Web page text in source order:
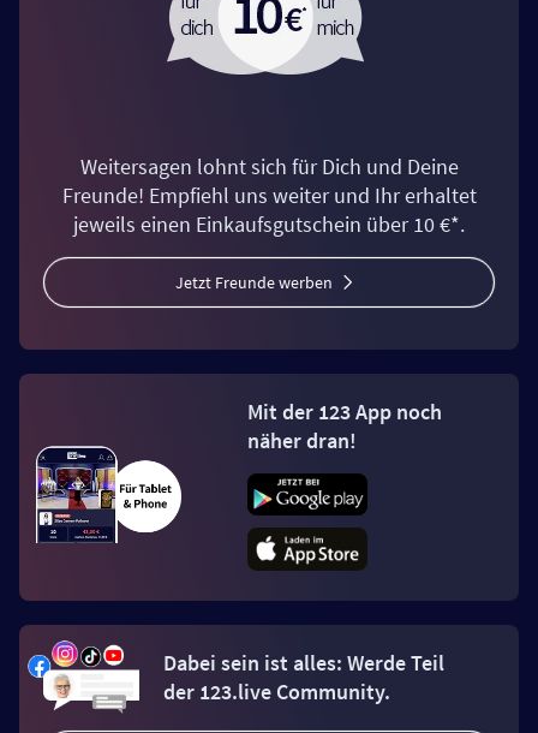
Weitersagen lohnt sich für Dich und Deine
Freunde! Empfiehl uns weiter und Ihr erhaltet
jeweils einen Einkaufsgutschein über 10 €*.
Jetzt Freunde werben
Mit der 123 App noch
näher dran!
Dabei sein ist alles: Werde Teil
der 123.live Community.